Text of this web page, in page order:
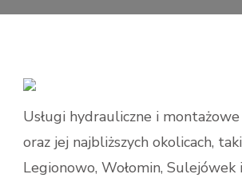
Usługi hydrauliczne i
oraz jej najbliższych okolicach,
Legionowo, Wołomin, Sulejówek